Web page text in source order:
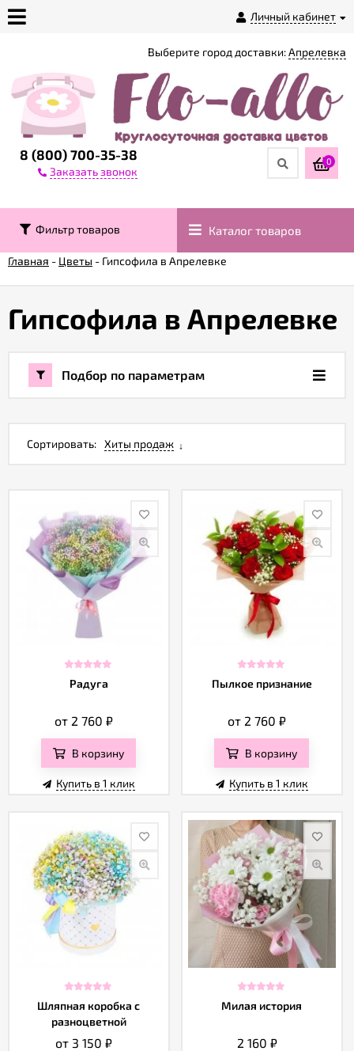
Личный кабинет
магазине
Доставка
Контакты
Как
Вопрос-
ответ
Публичная
конфиденциальности
8 (800) 700-35-38
Заказать звонок
Выберите город доставки:Апрелевка
0
Фильтр товаров Каталог товаров
Главная - Цветы - Гипсофила в Апрелевке
Гипсофила в Апрелевке
Подбор по параметрам
Сортировать: Хиты продаж
Радуга
от 2 760₽
В корзину
Купить в 1 клик
Пылкое признание
от 2 760₽
В корзину
Купить в 1 клик
Шляпная коробка с
разноцветной
гипсофилой
от 3 150₽
Милая история
2 160 ₽